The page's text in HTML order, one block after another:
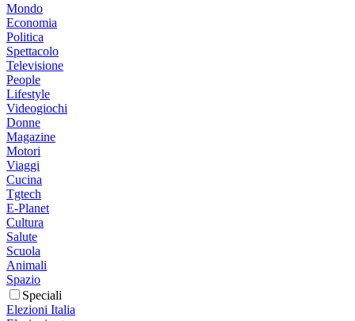
Mondo
Economia
Politica
Spettacolo
Televisione
People
Lifestyle
Videogiochi
Donne
Magazine
Motori
Viaggi
Cucina
Tgtech
E-Planet
Cultura
Salute
Scuola
Animali
Spazio
Speciali
Elezioni Italia